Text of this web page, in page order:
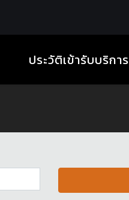
ประวัติเข้ารับบริการ